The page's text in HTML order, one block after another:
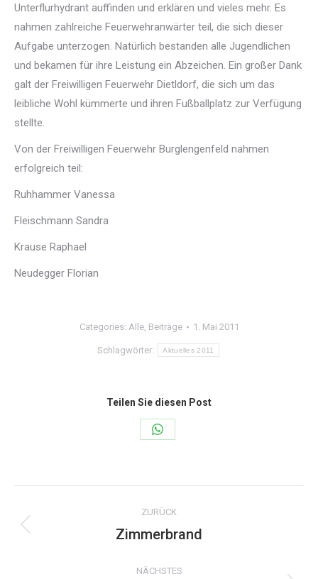
Unterflurhydrant auffinden und erklären und vieles mehr. Es
nahmen zahlreiche Feuerwehranwärter teil, die sich dieser
Aufgabe unterzogen. Natürlich bestanden alle Jugendlichen
und bekamen für ihre Leistung ein Abzeichen. Ein großer Dank
galt der Freiwilligen Feuerwehr Dietldorf, die sich um das
leibliche Wohl kümmerte und ihren Fußballplatz zur Verfügung
stellte.
Von der Freiwilligen Feuerwehr Burglengenfeld nahmen
erfolgreich teil:
Ruhhammer Vanessa
Fleischmann Sandra
Krause Raphael
Neudegger Florian
Categories: Alle, Beiträge 1. Mai 2011
Schlagwörter: Aktuelles 2011
Teilen Sie diesen Post
Share
WhatsApp
Kommentarnavigation
ZURÜCK
Vorheriger
Zimmerbrand
NÄCHSTES